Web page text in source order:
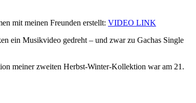
mit meinen Freunden erstellt: VIDEO LINK
ein Musikvideo gedreht – und zwar zu Gachas Single
meiner zweiten Herbst-Winter-Kollektion war am 21.